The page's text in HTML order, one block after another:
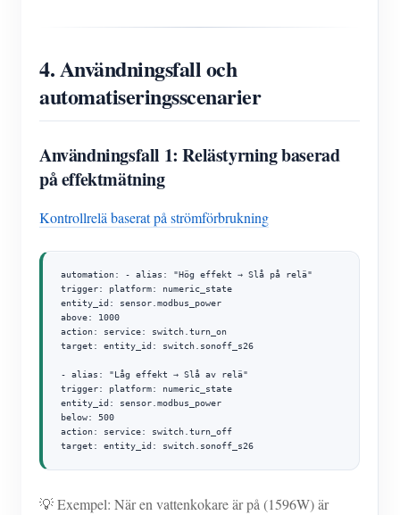
4. Användningsfall och
automatiseringsscenarier
Användningsfall 1: Relästyrning baserad
på effektmätning
Kontrollrelä baserat på strömförbrukning
automation: - alias: "Hög effekt → Slå på relä"
trigger: platform: numeric_state
entity_id: sensor.modbus_power
above: 1000
action: service: switch.turn_on
target: entity_id: switch.sonoff_s26
- alias: "Låg effekt → Slå av relä"
trigger: platform: numeric_state
entity_id: sensor.modbus_power
below: 500
action: service: switch.turn_off
target: entity_id: switch.sonoff_s26
💡 Exempel: När en vattenkokare är på (1596W) är